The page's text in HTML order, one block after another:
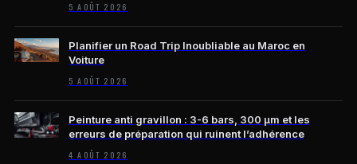
5 AOÛT 2026
Planifier un Road Trip Inoubliable au Maroc en
Voiture
5 AOÛT 2026
Peinture anti gravillon : 3-6 bars, 300 µm et les
erreurs de préparation qui ruinent l’adhérence
4 AOÛT 2026